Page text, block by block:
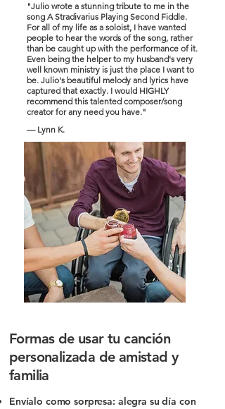
"Julio wrote a stunning tribute to me in the
song A Stradivarius Playing Second Fiddle.
For all of my life as a soloist, I have wanted
people to hear the words of the song, rather
than be caught up with the performance of it.
Even being the helper to my husband's very
well known ministry is just the place I want to
be. Julio's beautiful melody and lyrics have
captured that exactly. I would HIGHLY
recommend this talented composer/song
creator for any need you have."
— Lynn K.
Formas de usar tu canción
personalizada de amistad y
familia
Envíalo como sorpresa: alegra su día con